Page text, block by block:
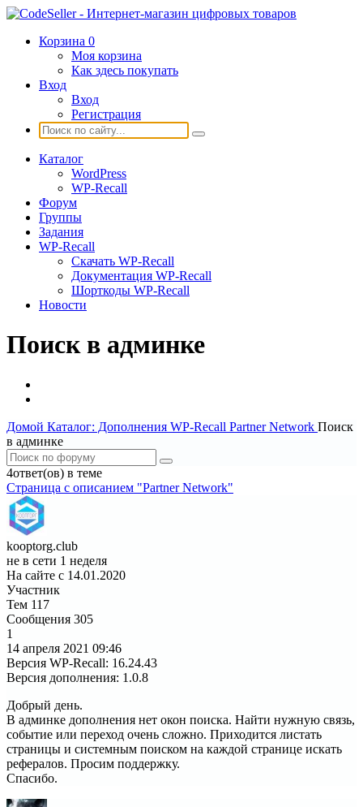
Корзина 0
Моя корзина
Как здесь покупать
Вход
Вход
Регистрация
Каталог
WordPress
WP-Recall
Форум
Группы
Задания
WP-Recall
Скачать WP-Recall
Документация WP-Recall
Шорткоды WP-Recall
Новости
Поиск в админке
Домой Каталог: Дополнения WP-Recall Partner Network Поиск
в админке
4ответ(ов) в теме
Страница c описанием "Partner Network"
kooptorg.club
не в сети 1 неделя
На сайте с 14.01.2020
Участник
Тем 117
Сообщения 305
1
14 апреля 2021 09:46
Версия WP-Recall: 16.24.43
Версия дополнения: 1.0.8
Добрый день.
В админке дополнения нет окон поиска. Найти нужную связь,
событие или переход очень сложно. Приходится листать
страницы и системным поиском на каждой странице искать
рефералов. Просим поддержку.
Спасибо.